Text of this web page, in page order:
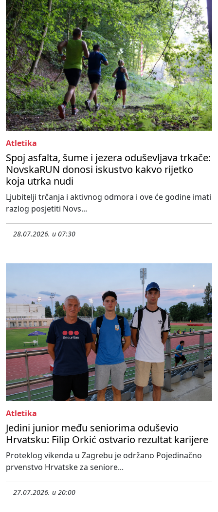
Atletika
Spoj asfalta, šume i jezera oduševljava trkače:
NovskaRUN donosi iskustvo kakvo rijetko
koja utrka nudi
Ljubitelji trčanja i aktivnog odmora i ove će godine imati
razlog posjetiti Novs...
28.07.2026. u 07:30
Atletika
Jedini junior među seniorima oduševio
Hrvatsku: Filip Orkić ostvario rezultat karijere
Proteklog vikenda u Zagrebu je održano Pojedinačno
prvenstvo Hrvatske za seniore...
27.07.2026. u 20:00